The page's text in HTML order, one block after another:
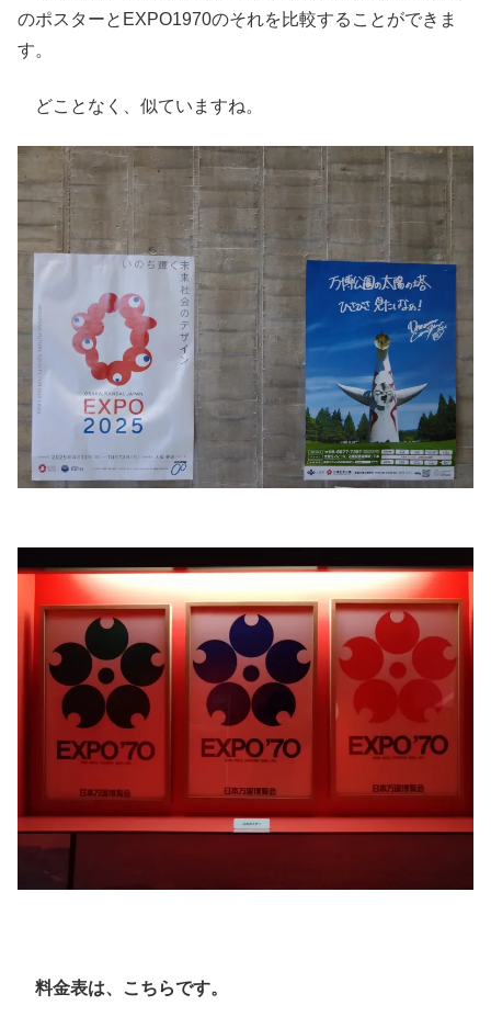
のポスターとEXPO1970のそれを比較することができま
す。
どことなく、似ていますね。
料金表は、こちらです。